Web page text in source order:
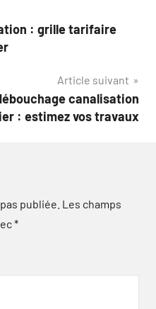
: grille tarifaire
Article suivant
canalisation
: estimez vos travaux
publiée. Les champs
*